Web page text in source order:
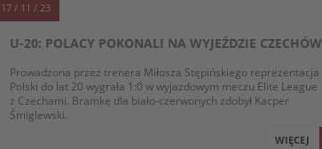
17 / 11 / 23
U-20: POLACY POKONALI NA WYJEŹDZIE CZECHÓW
Prowadzona przez trenera Miłosza Stępińskiego reprezentacja
Polski do lat 20 wygrała 1:0 w wyjazdowym meczu Elite League
z Czechami. Bramkę dla biało-czerwonych zdobył Kacper
Śmiglewski.
WIĘCEJ